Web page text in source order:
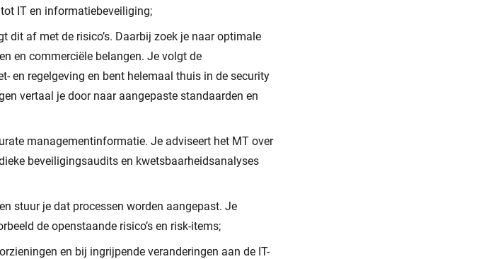
IT en informatiebeveiliging;
dit af met de risico’s. Daarbij zoek je naar optimale
en commerciële belangen. Je volgt de
en regelgeving en bent helemaal thuis in de security
vertaal je door naar aangepaste standaarden en
managementinformatie. Je adviseert het MT over
beveiligingsaudits en kwetsbaarheidsanalyses
stuur je dat processen worden aangepast. Je
de openstaande risico’s en risk-items;
en bij ingrijpende veranderingen aan de IT-